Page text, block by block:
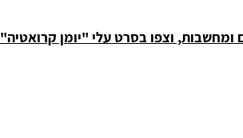
ומחשבות, וצפו בסרט עלי "יומן קרואטיה"